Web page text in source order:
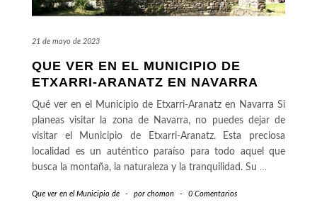
21 de mayo de 2023
QUE VER EN EL MUNICIPIO DE
ETXARRI-ARANATZ EN NAVARRA
Qué ver en el Municipio de Etxarri-Aranatz en Navarra Si
planeas visitar la zona de Navarra, no puedes dejar de
visitar el Municipio de Etxarri-Aranatz. Esta preciosa
localidad es un auténtico paraíso para todo aquel que
busca la montaña, la naturaleza y la tranquilidad. Su …
Que ver en el Municipio de - por chomon - 0 Comentarios